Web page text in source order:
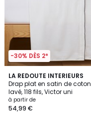
-30% DÈS 2*
LA REDOUTE INTERIEURS
Drap plat en satin de coton
lavé, 118 fils, Victor uni
à partir de
54,99 €
4,4
/ 5
10
Couleurs